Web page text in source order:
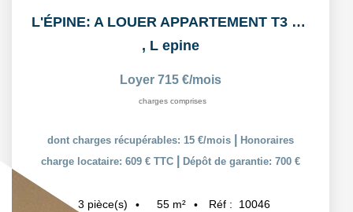
L'ÉPINE: A LOUER APPARTEMENT T3 55,38m² AVEC COUR ET PLACE...
, L epine
Loyer 715 €/mois
charges comprises
dont charges récupérables: 15 €/mois
Honoraires
charge locataire: 609 € TTC
Dépôt de garantie: 700 €
3 pièce(s) 55 m² Réf : 10046